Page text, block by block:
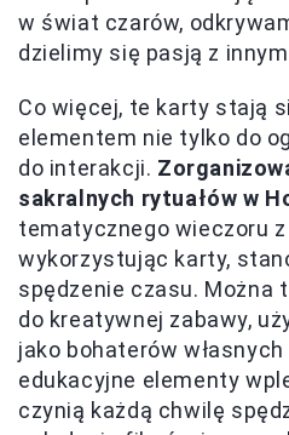
w świat czarów,
dzielimy się pasją z
Co więcej, te karty stają
elementem nie tylko do
do interakcji.
sakralnych rytuałów w
tematycznego wieczoru z
wykorzystując karty,
spędzenie czasu. Można
do kreatywnej zabawy,
jako bohaterów
edukacyjne elementy
czynią każdą chwilę